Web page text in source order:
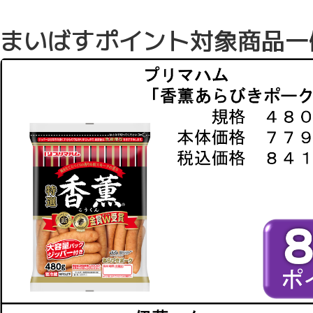
まいばすポイント対象商品